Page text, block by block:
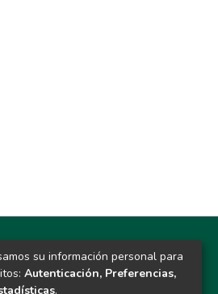
su información personal para
Autenticación, Preferencias,
.